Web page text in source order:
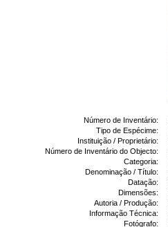
Número de Inventário:
Tipo de Espécime:
Instituição / Proprietário:
Número de Inventário do Objecto:
Categoria:
Denominação / Título:
Datação:
Dimensões:
Autoria / Produção:
Informação Técnica:
Fotógrafo: